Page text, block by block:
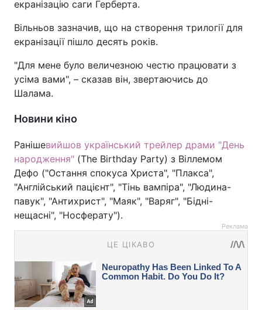
екранізацію саги Герберта.
Вільньов зазначив, що на створення трилогії для
екранізації пішло десять років.
"Для мене було величезною честю працювати з
усіма вами", – сказав він, звертаючись до
Шалама.
Новини кіно
Ранішевийшов український трейлер драми "День
народження" (The Birthday Party) з Віллемом
Дефо ("Остання спокуса Христа", "Плакса",
"Англійський пацієнт", "Тінь вампіра", "Людина-
павук", "Антихрист", "Маяк", "Варяг", "Бідні-
нещасні", "Носферату").
Реклама